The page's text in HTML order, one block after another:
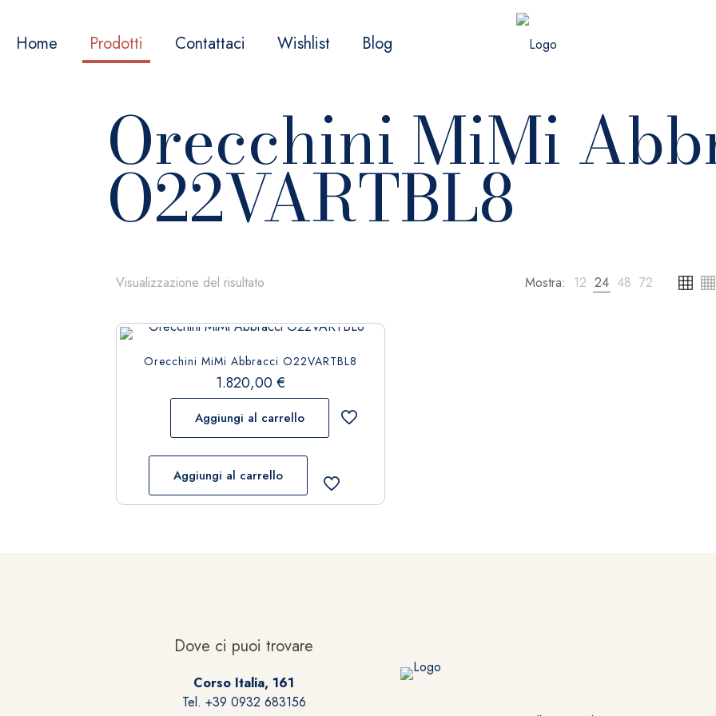
Home Prodotti Contattaci Wishlist Blog
Orecchini MiMi
O22VARTBL8
Visualizzazione del risultato Mostra: 12 24 48 72
Orecchini MiMi Abbracci O22VARTBL8
1.820,00€
Aggiungi al carrello
Aggiungi al carrello
Dove ci puoi trovare
Corso Italia, 161
Tel. +39 0932 683156